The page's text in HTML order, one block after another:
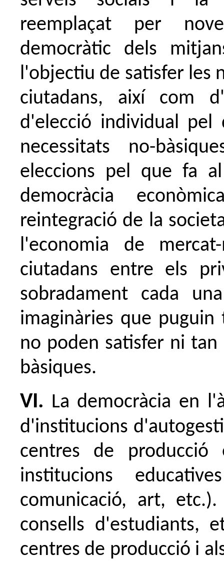
reemplaçat per
democràtic dels
l'objectiu de satisfer les
ciutadans, així com
d'elecció individual
necessitats no-
eleccions pel que fa
democràcia
reintegració de la
l'economia de
ciutadans entre els
sobradament cada
imaginàries que
no poden satisfer ni tan
bàsiques.
VI. La democràcia en
d'institucions
centres de
institucions
comunicació, art,
consells d'estudiants,
centres de producció i